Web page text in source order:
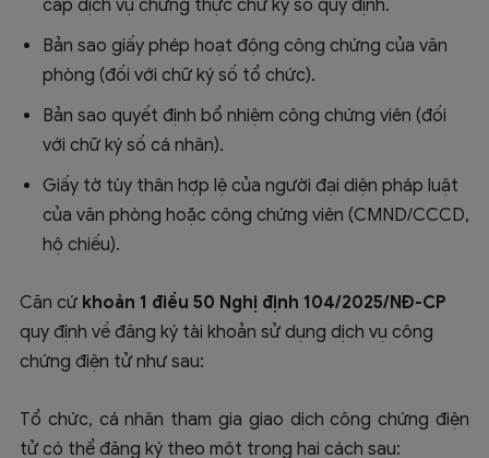
cấp dịch vụ chứng thực chữ ký số quy định.
Bản sao giấy phép hoạt động công chứng của văn
phòng (đối với chữ ký số tổ chức).
Bản sao quyết định bổ nhiệm công chứng viên (đối
với chữ ký số cá nhân).
Giấy tờ tùy thân hợp lệ của người đại diện pháp luật
của văn phòng hoặc công chứng viên (CMND/CCCD,
hộ chiếu).
Căn cứ khoản 1 điều 50 Nghị định 104/2025/NĐ-CP
quy định về đăng ký tài khoản sử dụng dịch vụ công
chứng điện tử như sau:
Tổ chức, cá nhân tham gia giao dịch công chứng điện
tử có thể đăng ký theo một trong hai cách sau: